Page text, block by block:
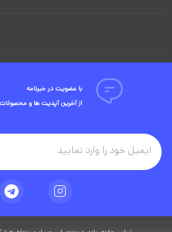
با عضویت در خبرنامه
از آخرین آپدیت ها و